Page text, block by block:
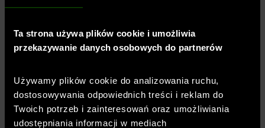
Ta strona używa plików cookie i umożliwia
przekazywanie danych osobowych do partnerów
Używamy plików cookie do analizowania ruchu,
dostosowywania odpowiednich treści i reklam do
Twoich potrzeb i zainteresowań oraz umożliwiania
udostępniania informacji w mediach
Profesjonalna odzież, buty,
akcesoria -
Sklep sportowy
SportStyleStory
Jesteśmy częścią spółkiOTCF